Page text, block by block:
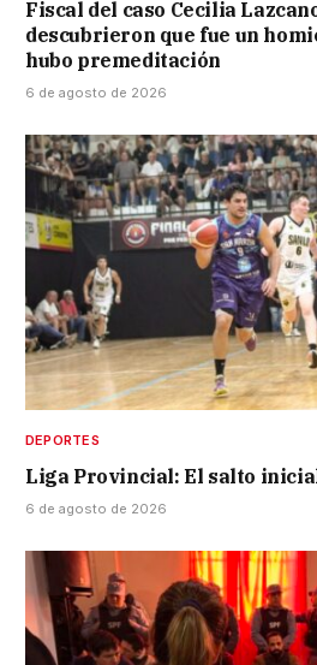
Fiscal del caso Cecilia
descubrieron que fue un
hubo premeditación
6 de agosto de 2026
DEPORTES
Liga Provincial: El salto
6 de agosto de 2026